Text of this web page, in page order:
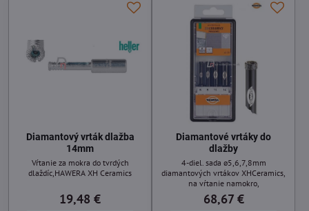
Diamantový vrták dlažba
14mm
Vŕtanie za mokra do tvrdých
dlaždíc,HAWERA XH Ceramics
19,48 €
Diamantové vrtáky do
dlažby
4-diel. sada ø5,6,7,8mm
diamantových vrtákov XHCeramics,
na vŕtanie namokro,
68,67 €